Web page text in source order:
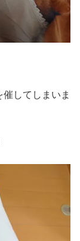
してしまいま